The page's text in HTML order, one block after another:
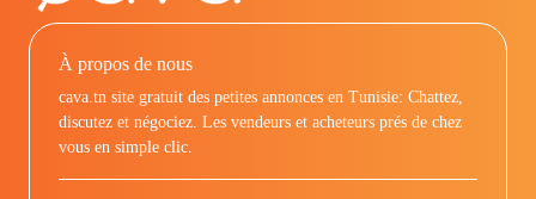
À propos de nous
cava.tn site gratuit des petites annonces en Tunisie: Chattez,
discutez et négociez. Les vendeurs et acheteurs prés de chez
vous en simple clic.